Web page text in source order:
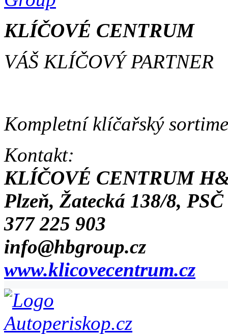
KLÍČOVÉ CENTRUM
VÁŠ KLÍČOVÝ PARTNER
Kompletní klíčařský
Kontakt:
KLÍČOVÉ CENTRUM
Plzeň, Žatecká 138/8,
377 225 903
info@hbgroup.cz
www.klicovecentrum.cz